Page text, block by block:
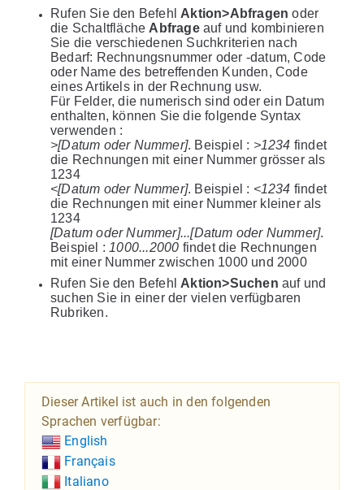
Rufen Sie den Befehl Aktion>Abfragen oder
die Schaltfläche Abfrageauf und kombinieren
Sie die verschiedenen Suchkriterien nach
Bedarf: Rechnungsnummer oder -datum, Code
oder Name des betreffenden Kunden, Code
eines Artikels in der Rechnung usw.
Für Felder, die numerisch sind oder ein Datum
enthalten, können Sie die folgende Syntax
verwenden :
>[Datum oder Nummer]. Beispiel : >1234 findet
die Rechnungen mit einer Nummer grösser als
1234
<[Datum oder Nummer]. Beispiel : <1234 findet
die Rechnungen mit einer Nummer kleiner als
1234
[Datum oder Nummer]...[Datum oder Nummer].
Beispiel : 1000...2000 findet die Rechnungen
mit einer Nummer zwischen 1000 und 2000
Rufen Sie den Befehl Aktion>Suchen auf und
suchen Sie in einer der vielen verfügbaren
Rubriken.
Dieser Artikel ist auch in den folgenden
Sprachen verfügbar:
English
Français
Italiano